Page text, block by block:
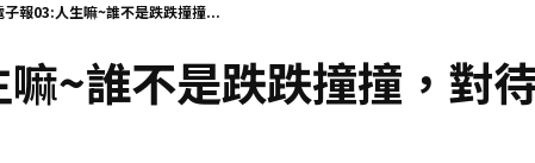
子報03:人生嘛~誰不是跌跌撞撞...
~誰不是跌跌撞撞，對